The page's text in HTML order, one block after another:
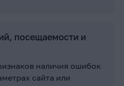
посещаемости и
наличия ошибок
сайта или